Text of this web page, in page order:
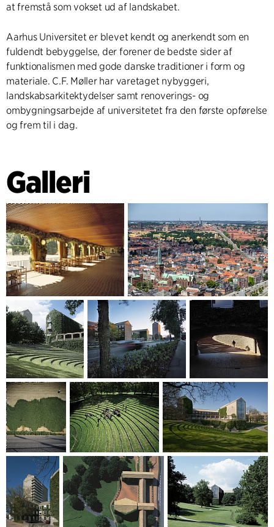
at fremstå som vokset ud af landskabet.
Aarhus Universitet er blevet kendt og anerkendt som en
fuldendt bebyggelse, der forener de bedste sider af
funktionalismen med gode danske traditioner i form og
materiale. C.F. Møller har varetaget nybyggeri,
landskabsarkitektydelser samt renoverings- og
ombygningsarbejde af universitetet fra den første opførelse
og frem til i dag.
Galleri